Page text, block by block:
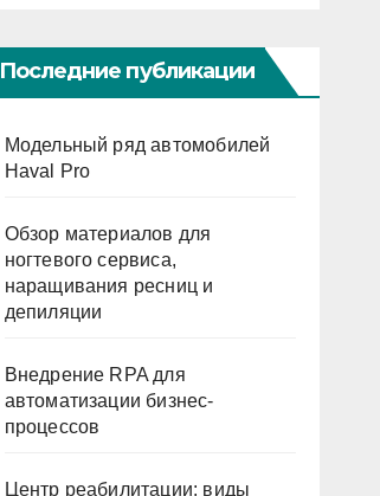
Последние публикации
Модельный ряд автомобилей
Haval Pro
Обзор материалов для
ногтевого сервиса,
наращивания ресниц и
депиляции
Внедрение RPA для
автоматизации бизнес-
процессов
Центр реабилитации: виды